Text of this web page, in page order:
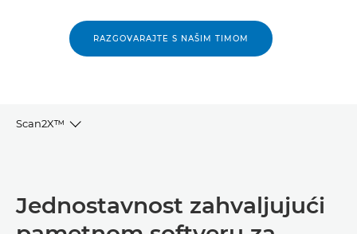
RAZGOVARAJTE S NAŠIM TIMOM
Scan2X™
Ključne značajke
Jednostavnost zahvaljujući